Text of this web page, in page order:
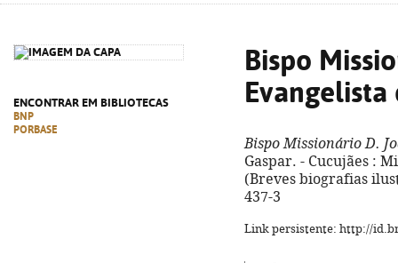
ENCONTRAR EM BIBLIOTECAS
BNP
PORBASE
Bispo
Bispo Missionário D.
Gaspar. - Cucujães :
(Breves biografias
437-3
Link persistente: http://